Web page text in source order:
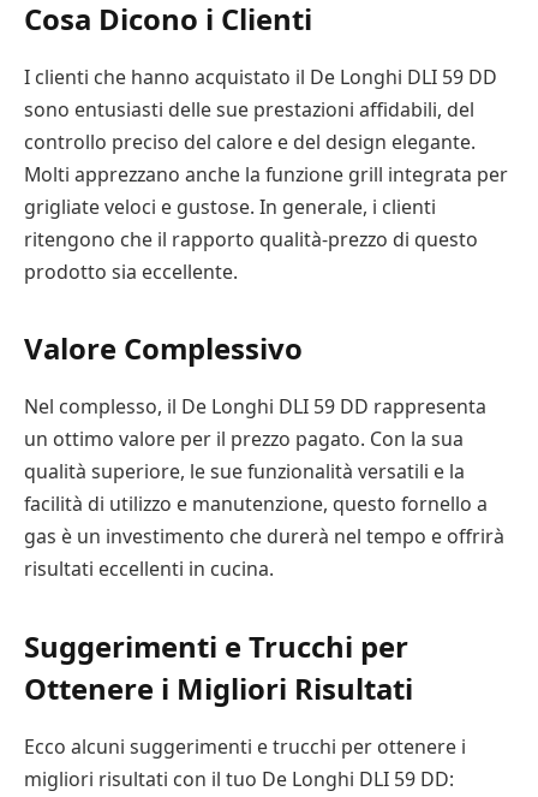
Cosa Dicono i Clienti
I clienti che hanno acquistato il De Longhi DLI 59 DD
sono entusiasti delle sue prestazioni affidabili, del
controllo preciso del calore e del design elegante.
Molti apprezzano anche la funzione grill integrata per
grigliate veloci e gustose. In generale, i clienti
ritengono che il rapporto qualità-prezzo di questo
prodotto sia eccellente.
Valore Complessivo
Nel complesso, il De Longhi DLI 59 DD rappresenta
un ottimo valore per il prezzo pagato. Con la sua
qualità superiore, le sue funzionalità versatili e la
facilità di utilizzo e manutenzione, questo fornello a
gas è un investimento che durerà nel tempo e offrirà
risultati eccellenti in cucina.
Suggerimenti e Trucchi per
Ottenere i Migliori Risultati
Ecco alcuni suggerimenti e trucchi per ottenere i
migliori risultati con il tuo De Longhi DLI 59 DD: